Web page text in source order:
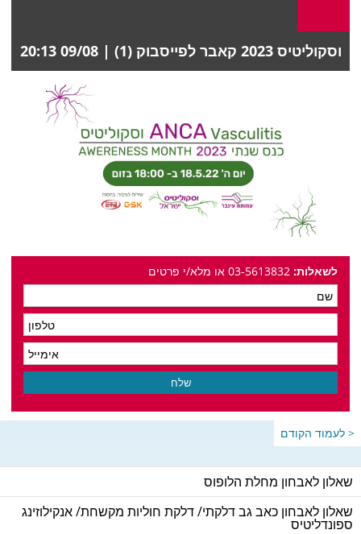
וסקוליטיס 2023 קאבר לפייסבוק (1) | 09/08 20:13
לשאלות: 03-5613832 או מלא/י פרטים
< לעמוד הקודם
שאלון לאבחון מחלת הלופוס
שאלון לאבחון כאב גב דלקתי/ דלקת חוליות מקשחת/ אנקילוזינג
ספונדליטיס